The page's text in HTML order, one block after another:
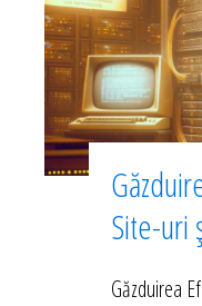
Site-uri
Găzduirea